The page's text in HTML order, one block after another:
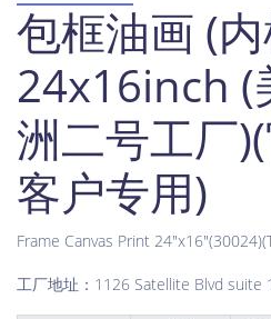
包框油画 (
24x16inch (
洲二号工厂
客户专用)
Frame Canvas Print
工厂地址：1126 Satellite Blvd suite